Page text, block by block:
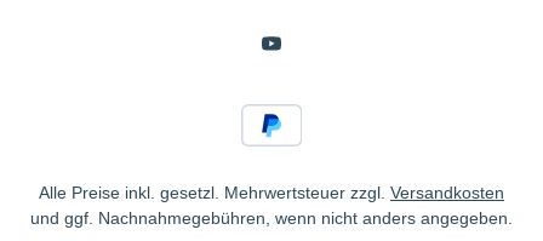
Alle Preise inkl. gesetzl. Mehrwertsteuer zzgl. Versandkosten
und ggf. Nachnahmegebühren, wenn nicht anders angegeben.